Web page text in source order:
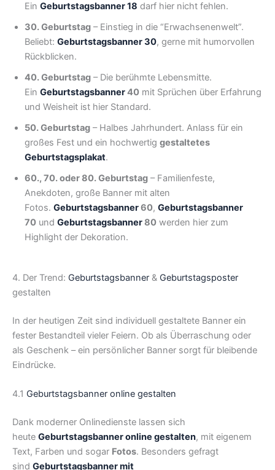
Ein Geburtstagsbanner 18 darf hier nicht fehlen.
30. Geburtstag – Einstieg in die “Erwachsenenwelt”.
Beliebt: Geburtstagsbanner 30, gerne mit humorvollen
Rückblicken.
40. Geburtstag – Die berühmte Lebensmitte.
Ein Geburtstagsbanner40 mit Sprüchen über Erfahrung
und Weisheit ist hier Standard.
50. Geburtstag – Halbes Jahrhundert. Anlass für ein
großes Fest und ein hochwertig gestaltetes
Geburtstagsplakat.
60., 70. oder 80. Geburtstag – Familienfeste,
Anekdoten, große Banner mit alten
Fotos. Geburtstagsbanner60, Geburtstagsbanner
70 und Geburtstagsbanner80 werden hier zum
Highlight der Dekoration.
4. Der Trend: Geburtstagsbanner & Geburtstagsposter
gestalten
In der heutigen Zeit sind individuell gestaltete Banner ein
fester Bestandteil vieler Feiern. Ob als Überraschung oder
als Geschenk – ein persönlicher Banner sorgt für bleibende
Eindrücke.
4.1 Geburtstagsbanner online gestalten
Dank moderner Onlinedienste lassen sich
heute Geburtstagsbanner online gestalten, mit eigenem
Text, Farben und sogar Fotos. Besonders gefragt
sind Geburtstagsbanner mit